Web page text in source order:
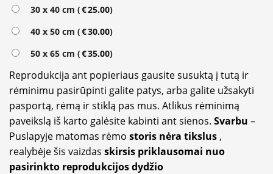
30 x 40 cm (€25.00)
40 x 50 cm (€30.00)
50 x 65 cm (€35.00)
Reprodukcija ant popieriaus gausite susuktą į tutą ir
rėminimu pasirūpinti galite patys, arba galite užsakyti
pasportą, rėmą ir stiklą pas mus. Atlikus rėminimą
paveikslą iš karto galėsite kabinti ant sienos. Svarbu –
Puslapyje matomas rėmo storis nėra tikslus ,
realybėje šis vaizdas skirsis priklausomai nuo
pasirinkto reprodukcijos dydžio